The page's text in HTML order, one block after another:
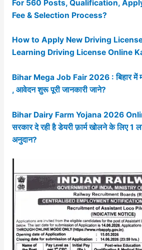
For 560 Posts, Qualification,
Fee & Selection Process?
How to Apply New Driving
Learning Driving License Online
Bihar Mega Job Fair 2026 : बिहार में
, आवेदन शुरू पूरी जानकारी जाने?
Bihar Dairy Farm Yojana 2026
सरकार दे रही है डेयरी फ़ार्म खोलने के लिए 1
अनुदान?